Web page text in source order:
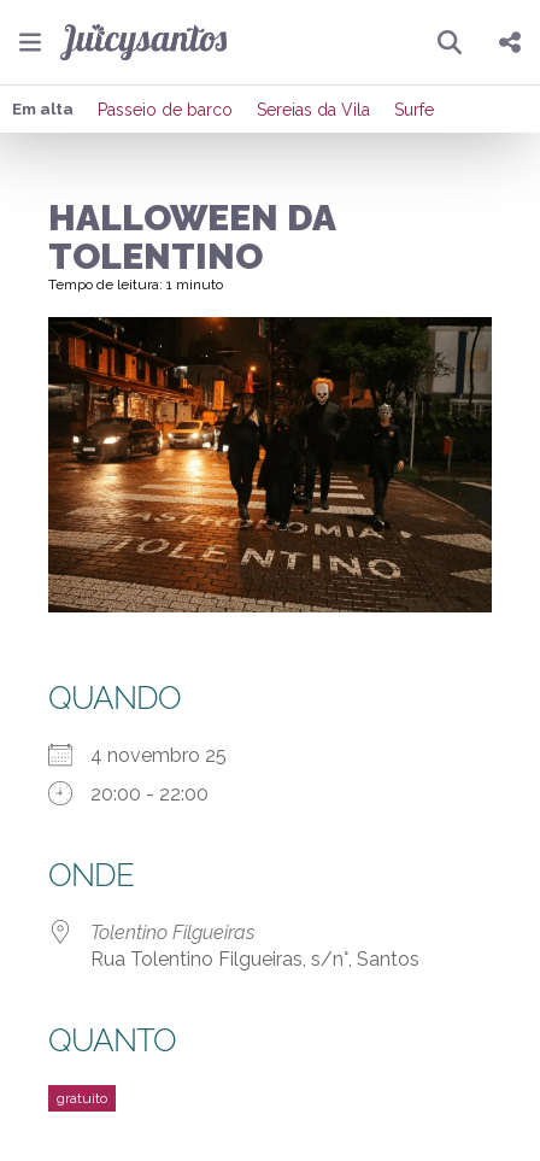
Pesquisar
Compartilhar
Publicar no X
Em alta Passeio de barco Sereias da Vila Surfe
HALLOWEEN DA
TOLENTINO
Tempo de leitura: 1 minuto
QUANDO
4 novembro 25
20:00 - 22:00
ONDE
Tolentino Filgueiras
Rua Tolentino Filgueiras, s/n°, Santos
QUANTO